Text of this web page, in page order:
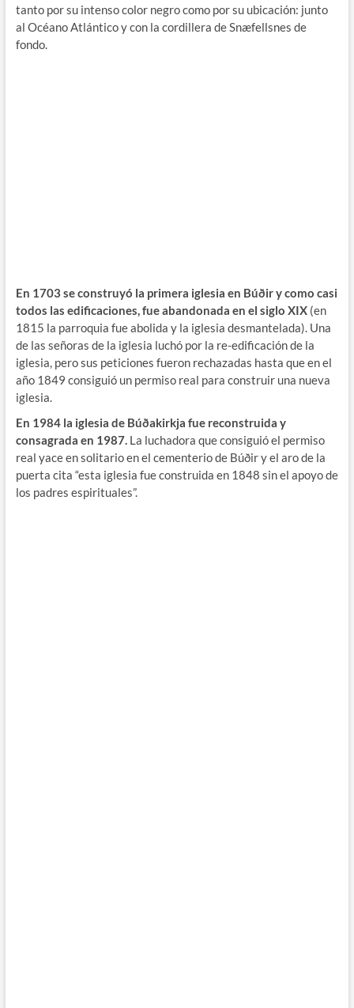
tanto por su intenso color negro como por su ubicación: junto
al Océano Atlántico y con la cordillera de Snæfellsnes de
fondo.
En 1703 se construyó la primera iglesia en Búðir y como casi
todos las edificaciones, fue abandonada en el siglo XIX(en
1815 la parroquia fue abolida y la iglesia desmantelada). Una
de las señoras de la iglesia luchó por la re-edificación de la
iglesia, pero sus peticiones fueron rechazadas hasta que en el
año 1849 consiguió un permiso real para construir una nueva
iglesia.
En 1984 la iglesia de Búðakirkja fue reconstruida y
consagrada en 1987.La luchadora que consiguió el permiso
real yace en solitario en el cementerio de Búðir y el aro de la
puerta cita “esta iglesia fue construida en 1848 sin el apoyo de
los padres espirituales”.